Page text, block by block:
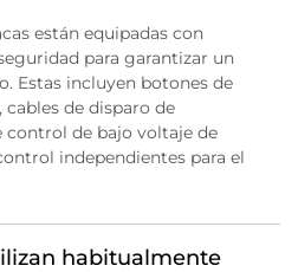
están equipadas con
para garantizar un
Estas incluyen botones de
cables de disparo de
control de bajo voltaje de
independientes para el
habitualmente